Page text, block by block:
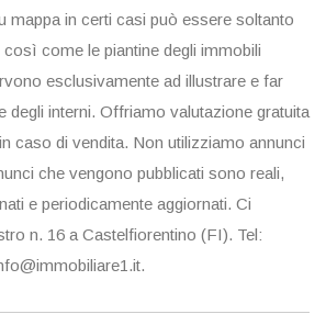
mappa in certi casi può essere soltanto
come le piantine degli immobili
esclusivamente ad illustrare e far
degli interni. Offriamo valutazione gratuita
caso di vendita. Non utilizziamo annunci
che vengono pubblicati sono reali,
e periodicamente aggiornati. Ci
n. 16 a Castelfiorentino (FI). Tel: